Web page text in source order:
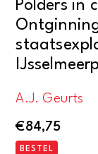
Polders in
A.J. Geurts
€84,75
BESTEL